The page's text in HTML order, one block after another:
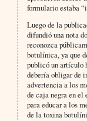
formulario estaba
Luego de la
difundió una nota
reconozca
botulínica, ya que
publicó un artículo
debería obligar de
advertencia a los
de caja negra en
para educar a los
de la toxina